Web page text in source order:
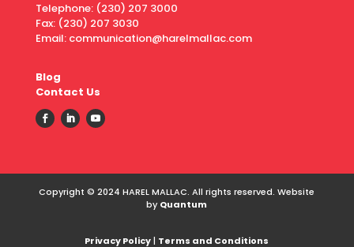
Telephone: (230) 207 3000
Fax: (230) 207 3030
Email: communication@harelmallac.com
Blog
Contact Us
Copyright © 2024 HAREL MALLAC. All rights reserved. Website
by Quantum
Privacy Policy| Terms and Conditions